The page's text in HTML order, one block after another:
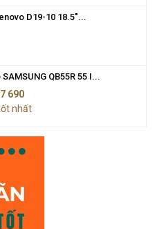
D19-10 18.5"...
QB55R 55 I...
690
nhất